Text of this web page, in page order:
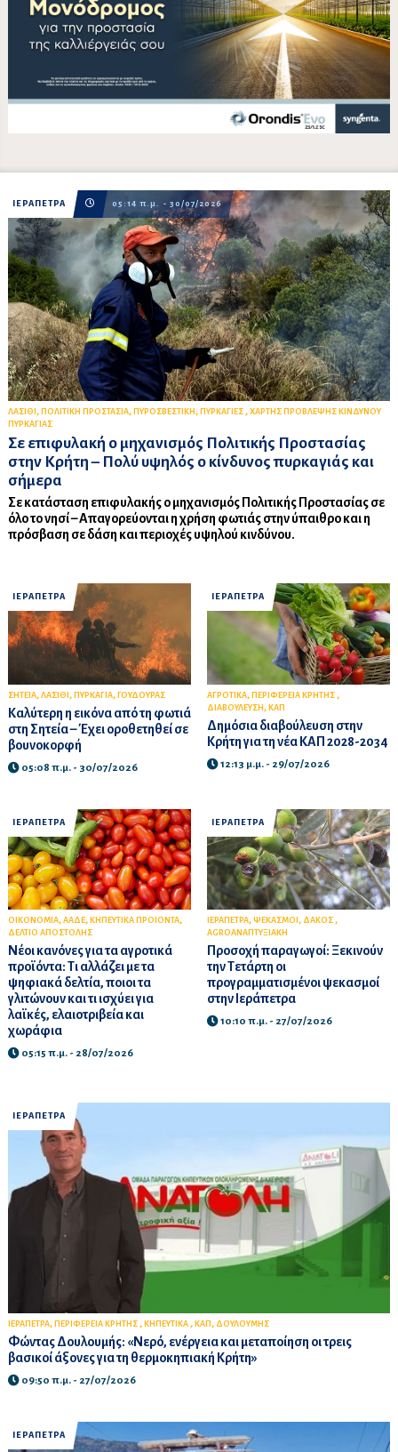
ΙΕΡΑΠΕΤΡΑ 05:14 π.μ. - 30/07/2026
ΛΑΣΙΘΙ , ΠΟΛΙΤΙΚΗ ΠΡΟΣΤΑΣΙΑ, ΠΥΡΟΣΒΕΣΤΙΚΗ , ΠΥΡΚΑΓΙΕΣ , ΧΑΡΤΗΣ ΠΡΟΒΛΕΨΗΣ ΚΙΝΔΥΝΟΥ
ΠΥΡΚΑΓΙΑΣ
Σε επιφυλακή ο μηχανισμός Πολιτικής Προστασίας
στην Κρήτη – Πολύ υψηλός ο κίνδυνος πυρκαγιάς και
σήμερα
Σε κατάσταση επιφυλακής ο μηχανισμός Πολιτικής Προστασίας σε
όλο το νησί – Απαγορεύονται η χρήση φωτιάς στην ύπαιθρο και η
πρόσβαση σε δάση και περιοχές υψηλού κινδύνου.
ΙΕΡΑΠΕΤΡΑ
ΣΗΤΕΙΑ, ΛΑΣΙΘΙ , ΠΥΡΚΑΓΙΑ, ΓΟΥΔΟΥΡΑΣ
Καλύτερη η εικόνα από τη φωτιά
στη Σητεία – Έχει οροθετηθεί σε
βουνοκορφή
05:08 π.μ. - 30/07/2026
ΙΕΡΑΠΕΤΡΑ
ΑΓΡΟΤΙΚΑ, ΠΕΡΙΦΕΡΕΙΑ ΚΡΗΤΗΣ ,
ΔΙΑΒΟΥΛΕΥΣΗ , ΚΑΠ
Δημόσια διαβούλευση στην
Κρήτη για τη νέα ΚΑΠ 2028-2034
12:13 μ.μ. - 29/07/2026
ΙΕΡΑΠΕΤΡΑ
ΟΙΚΟΝΟΜΙΑ, ΑΑΔΕ, ΚΗΠΕΥΤΙΚΑ ΠΡΟΙΟΝΤΑ,
ΔΕΛΤΙΟ ΑΠΟΣΤΟΛΗΣ
Νέοι κανόνες για τα αγροτικά
προϊόντα: Τι αλλάζει με τα
ψηφιακά δελτία, ποιοι τα
γλιτώνουν και τι ισχύει για
λαϊκές, ελαιοτριβεία και
χωράφια
05:15 π.μ. - 28/07/2026
ΙΕΡΑΠΕΤΡΑ
ΙΕΡΑΠΕΤΡΑ, ΨΕΚΑΣΜΟΙ , ΔΑΚΟΣ ,
AGROΑΝΑΠΤΥΞΙΑΚΗ
Προσοχή παραγωγοί: Ξεκινούν
την Τετάρτη οι
προγραμματισμένοι ψεκασμοί
στην Ιεράπετρα
10:10 π.μ. - 27/07/2026
ΙΕΡΑΠΕΤΡΑ
ΙΕΡΑΠΕΤΡΑ, ΠΕΡΙΦΕΡΕΙΑ ΚΡΗΤΗΣ , ΚΗΠΕΥΤΙΚΑ , ΚΑΠ , ΔΟΥΛΟΥΜΗΣ
Φώντας Δουλουμής: «Νερό, ενέργεια και μεταποίηση οι τρεις
βασικοί άξονες για τη θερμοκηπιακή Κρήτη»
09:50 π.μ. - 27/07/2026
ΙΕΡΑΠΕΤΡΑ